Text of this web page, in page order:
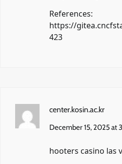
References:
https://
423
center.kosin.ac.kr
December 15, 2025 at
hooters casino las